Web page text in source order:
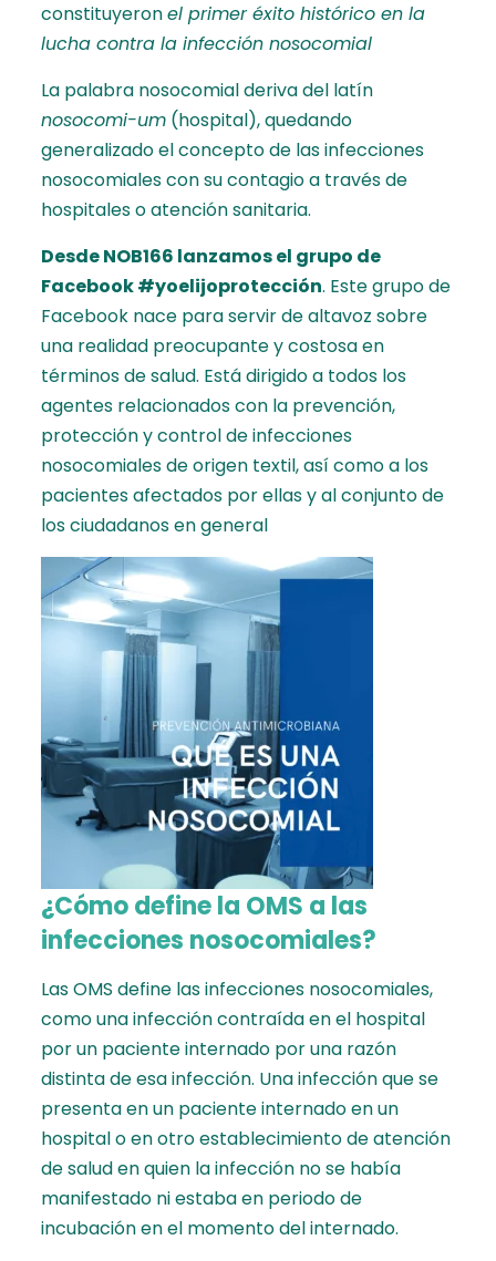
constituyeronel primer éxito histórico en la
lucha contra la infección nosocomial
La palabra nosocomial deriva del latín
nosocomi-um(hospital), quedando
generalizado el concepto de las infecciones
nosocomiales con su contagio a través de
hospitales o atención sanitaria.
Desde NOB166 lanzamos el grupo de
Facebook#yoelijoprotección. Este grupo de
Facebook nace paraservir de altavoz sobre
una realidad preocupante y costosa en
términos de salud. Está dirigido a todos los
agentes relacionados con la prevención,
protección y control de infecciones
nosocomiales de origen textil, así como a los
pacientes afectados por ellas y al conjunto de
los ciudadanos en general
¿Cómo define la OMS a las
infecciones nosocomiales?
Las OMS define las infecciones nosocomiales,
como una infección contraída en el hospital
por un paciente internado por una razón
distinta de esa infección. Una infección que se
presenta en un paciente internado en un
hospital o en otro establecimiento de atención
de salud en quien la infección no se había
manifestado ni estaba en periodo de
incubación en el momento del internado.